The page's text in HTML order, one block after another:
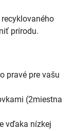
prírodu.
pravé pre vašu
(2miestna
vďaka nízkej